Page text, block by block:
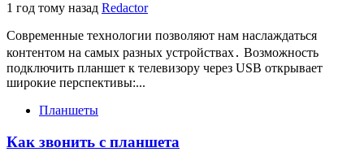
1 год тому назад Redactor
Современные технологии позволяют нам наслаждаться
контентом на самых разных устройствах․ Возможность
подключить планшет к телевизору через USB открывает
широкие перспективы:...
Планшеты
Как звонить с планшета